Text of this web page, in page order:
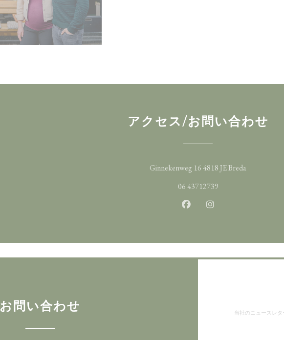
アクセス/お問い合わせ
Ginnekenweg 16 4818 JE Breda
06 43712739
Facebook ((新しいウィン
Instagram ((新しい
お問い合わせ
当社のニュースレ